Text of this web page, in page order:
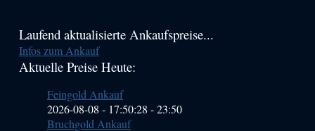
Haupt-
Sidebar
Laufend aktualisierte Ankaufspreise...
Infos zum Ankauf
Aktuelle Preise Heute:
Feingold Ankauf
2026-08-08 - 17:50:28 -23:50
Bruchgold Ankauf